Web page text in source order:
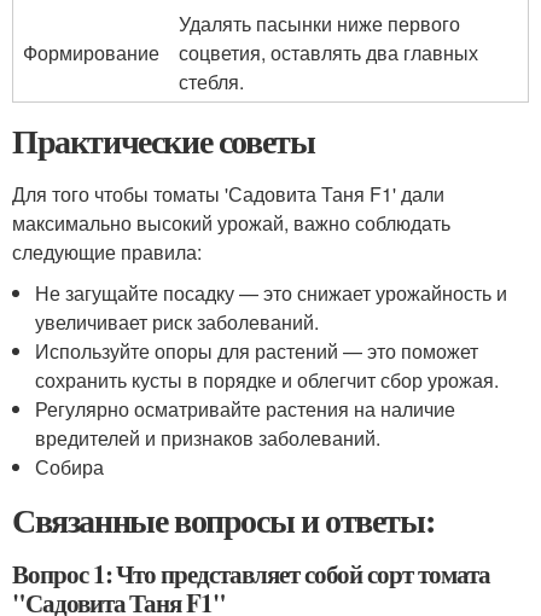
Формирование
Удалять пасынки ниже первого
соцветия, оставлять два главных
стебля.
Практические советы
Для того чтобы томаты 'Садовита Таня F1' дали
максимально высокий урожай, важно соблюдать
следующие правила:
Не загущайте посадку — это снижает урожайность и
увеличивает риск заболеваний.
Используйте опоры для растений — это поможет
сохранить кусты в порядке и облегчит сбор урожая.
Регулярно осматривайте растения на наличие
вредителей и признаков заболеваний.
Собира
Связанные вопросы и ответы:
Вопрос 1: Что представляет собой сорт томата
"Садовита Таня F1"